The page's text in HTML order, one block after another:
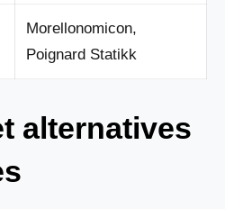
Morellonomicon,
Poignard Statikk
alternatives